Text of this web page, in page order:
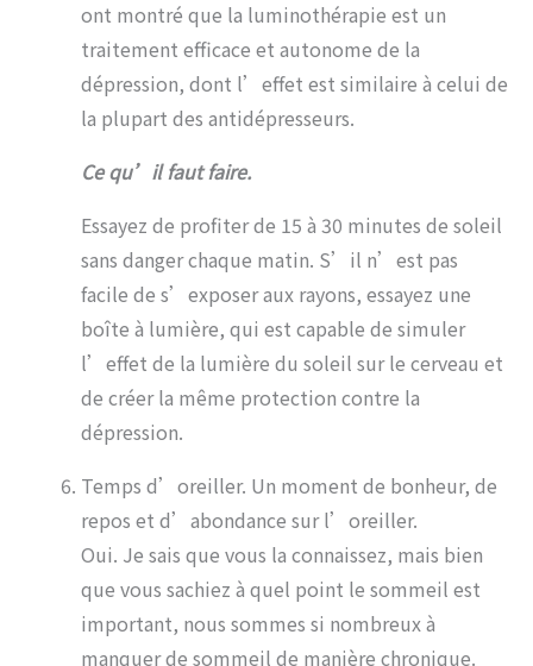
ont montré que la luminothérapie est un
traitement efficace et autonome de la
dépression, dont l’effet est similaire à celui de
la plupart des antidépresseurs.
Ce qu’il faut faire.
Essayez de profiter de 15 à 30 minutes de soleil
sans danger chaque matin. S’il n’est pas
facile de s’exposer aux rayons, essayez une
boîte à lumière, qui est capable de simuler
l’effet de la lumière du soleil sur le cerveau et
de créer la même protection contre la
dépression.
Temps d’oreiller. Un moment de bonheur, de
repos et d’abondance sur l’oreiller.
Oui. Je sais que vous la connaissez, mais bien
que vous sachiez à quel point le sommeil est
important, nous sommes si nombreux à
manquer de sommeil de manière chronique.